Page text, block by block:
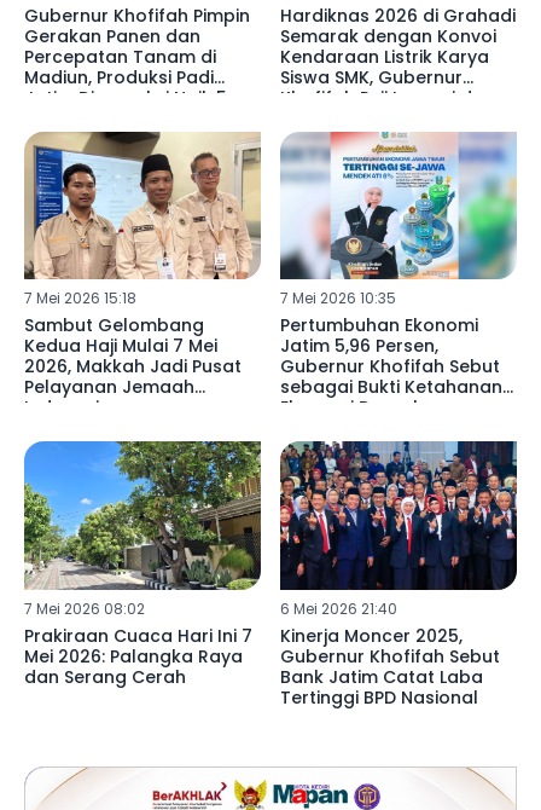
Gubernur Khofifah Pimpin
Gerakan Panen dan
Percepatan Tanam di
Madiun, Produksi Padi
Jatim Diproyeksi Naik 5
Peluang Ekspor Beras
Hardiknas 2026 di Grahadi
Semarak dengan Konvoi
Kendaraan Listrik Karya
Siswa SMK, Gubernur
Khofifah Puji Inovasi dan
7 Mei 2026 15:18
Sambut Gelombang
Kedua Haji Mulai 7 Mei
2026, Makkah Jadi Pusat
Pelayanan Jemaah
Indonesia
7 Mei 2026 10:35
Pertumbuhan Ekonomi
Jatim 5,96 Persen,
Gubernur Khofifah Sebut
sebagai Bukti Ketahanan
Ekonomi Daerah
7 Mei 2026 08:02
Prakiraan Cuaca Hari Ini 7
Mei 2026: Palangka Raya
dan Serang Cerah
6 Mei 2026 21:40
Kinerja Moncer 2025,
Gubernur Khofifah Sebut
Bank Jatim Catat Laba
Tertinggi BPD Nasional